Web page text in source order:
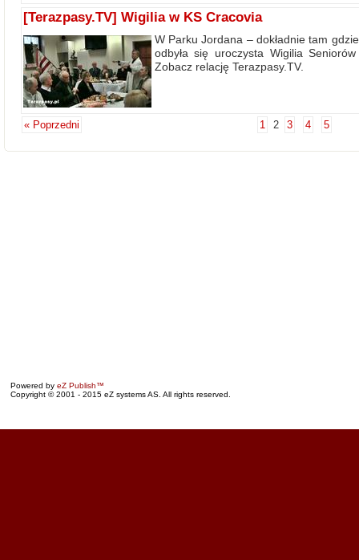
[Terazpasy.TV] Wigilia w KS Cracovia
W Parku Jordana – dokładnie tam
odbyła się uroczysta Wigilia
Zobacz relację Terazpasy.TV.
« Poprzedni 1 2 3 4 5
Powered by eZ Publish™
Copyright © 2001 - 2015 eZ systems AS. All rights reserved.